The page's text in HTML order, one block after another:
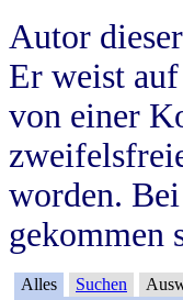
Autor
Er weist
von einer
worden.
gekommen
Alles Suchen